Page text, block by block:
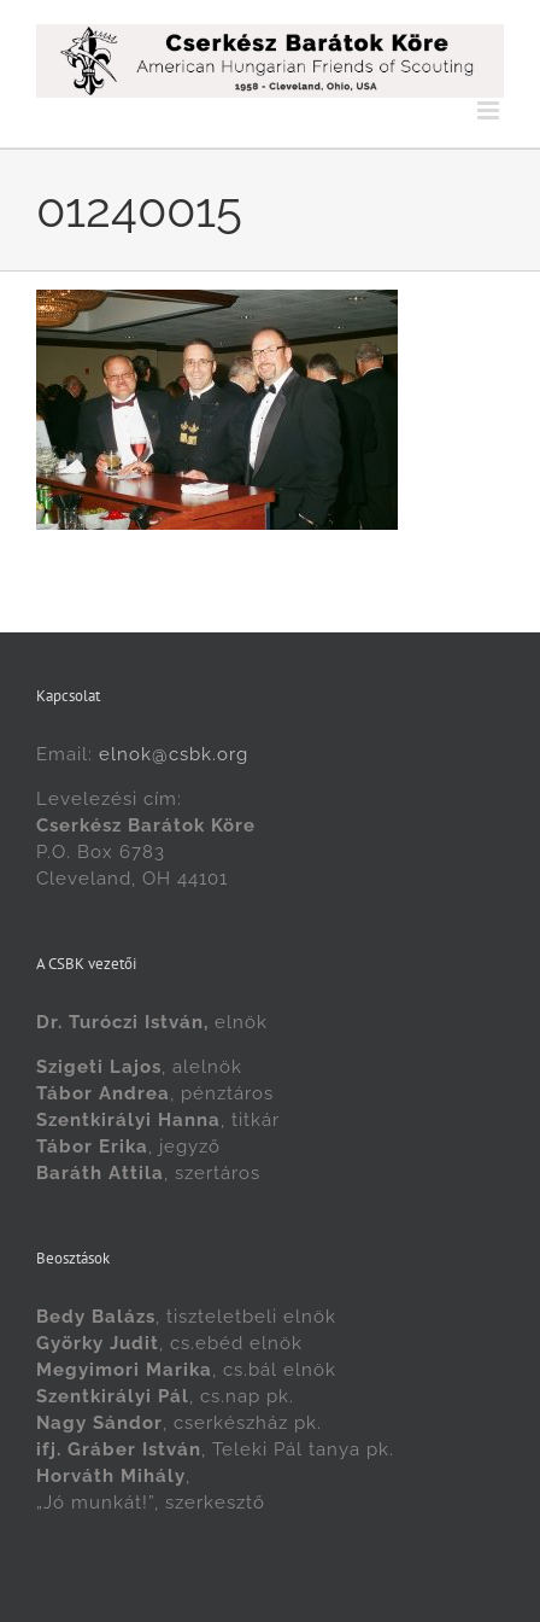
01240015
Kapcsolat
Email: elnok@csbk.org
Levelezési cím:
Cserkész Barátok Köre
P.O. Box 6783
Cleveland, OH 44101
A CSBK vezetői
Dr. Turóczi István, elnök
Szigeti Lajos, alelnök
Tábor Andrea, pénztáros
Szentkirályi Hanna, titkár
Tábor Erika, jegyző
Baráth Attila, szertáros
Beosztások
Bedy Balázs, tiszteletbeli elnök
Györky Judit, cs.ebéd elnök
Megyimori Marika, cs.bál elnök
Szentkirályi Pál, cs.nap pk.
Nagy Sándor, cserkészház pk.
ifj. Gráber István, Teleki Pál tanya pk.
Horváth Mihály,
„Jó munkát!”, szerkesztő